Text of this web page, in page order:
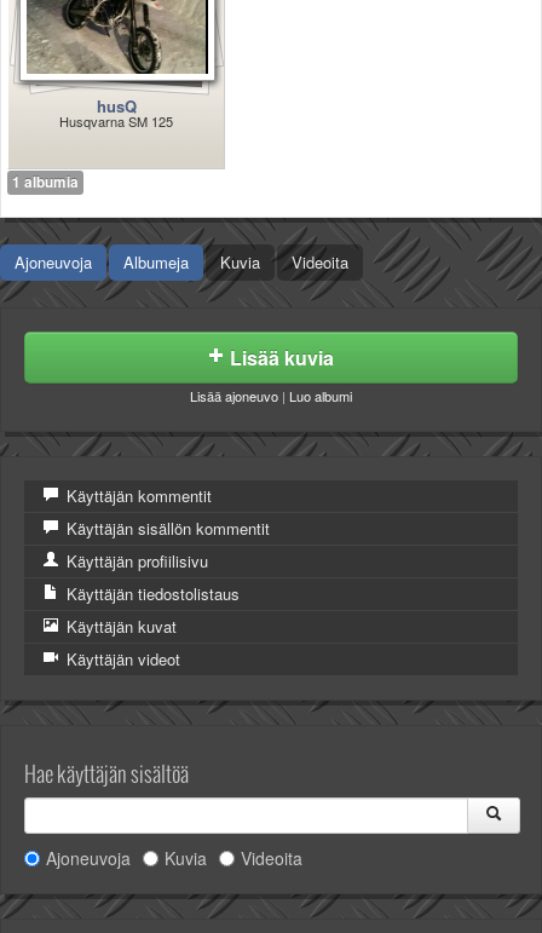
Valitse paikkakunta
Helsingin sää
Tampereen sää
Turun sää
Oulun sää
Rovaniemen sää
MUUT
VIP-jäsenyys
Paidat ja vaatteet
Suunnittele oma paita
Mainostus
Kevytversio
husQ
Husqvarna SM 125
1 albumia
Ajoneuvoja Albumeja Kuvia Videoita
Lisää kuvia
Lisää ajoneuvo | Luo albumi
Käyttäjän kommentit
Käyttäjän sisällön kommentit
Käyttäjän profiilisivu
Käyttäjän tiedostolistaus
Käyttäjän kuvat
Käyttäjän videot
Hae käyttäjän sisältöä
Ajoneuvoja Kuvia Videoita